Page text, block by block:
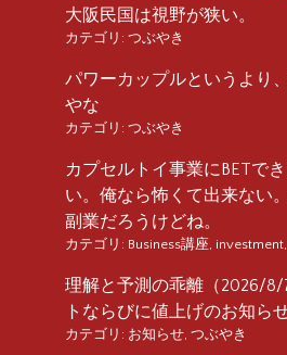
大阪民国は視野が狭い。
カテゴリ: つぶやき
パワーカップルというより
やな
カテゴリ: つぶやき
カプセルトイ事業にBETで
い。俺なら怖くて出来ない
副業だろうけどね。
カテゴリ: Business講座 investment
理解と予測の乖離（2026/
トならびに値上げのお知ら
カテゴリ: お知らせ つぶやき